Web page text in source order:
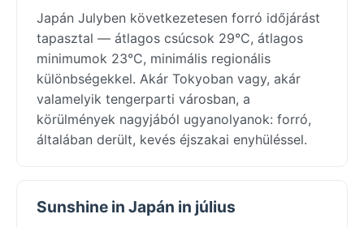
Japán Julyben következetesen forró időjárást
tapasztal — átlagos csúcsok 29°C, átlagos
minimumok 23°C, minimális regionális
különbségekkel. Akár Tokyoban vagy, akár
valamelyik tengerparti városban, a
körülmények nagyjából ugyanolyanok: forró,
általában derült, kevés éjszakai enyhüléssel.
Sunshine in Japán in július